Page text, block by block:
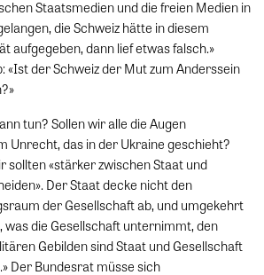
Staatsmedien und die freien Medien in
die Schweiz hätte in diesem
aufgegeben, dann lief etwas falsch.»
«Ist der Schweiz der Mut zum Anderssein
tun? Sollen wir alle die Augen
Unrecht, das in der Ukraine geschieht?
sollten «stärker zwischen Staat und
Der Staat decke nicht den
der Gesellschaft ab, und umgekehrt
die Gesellschaft unternimmt, den
Gebilden sind Staat und Gesellschaft
Der Bundesrat müsse sich